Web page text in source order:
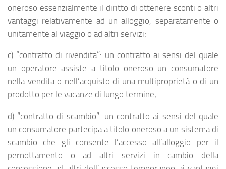
oneroso essenzialmente il diritto di ottenere sconti o altri
vantaggi relativamente ad un alloggio, separatamente o
unitamente al viaggio o ad altri servizi;
c) “contratto di rivendita”: un contratto ai sensi del quale
un operatore assiste a titolo oneroso un consumatore
nella vendita o nell’acquisto di una multiproprietà o di un
prodotto per le vacanze di lungo termine;
d) “contratto di scambio”: un contratto ai sensi del quale
un consumatore partecipa a titolo oneroso a un sistema di
scambio che gli consente l’accesso all’alloggio per il
pernottamento o ad altri servizi in cambio della